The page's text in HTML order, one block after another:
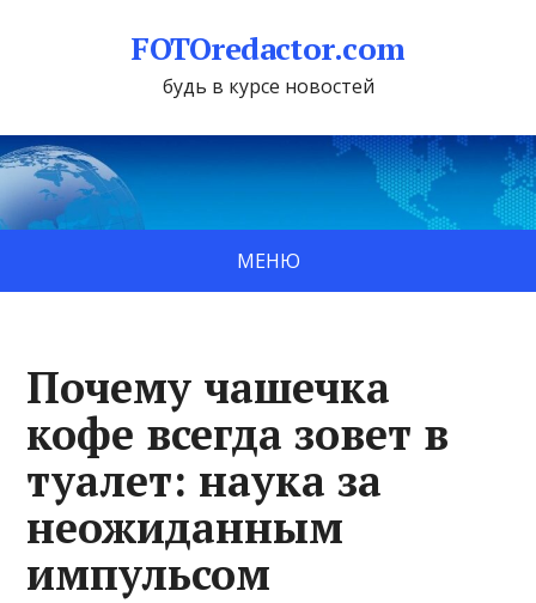
FOTOredactor.com
будь в курсе новостей
МЕНЮ
Почему чашечка
кофе всегда зовет в
туалет: наука за
неожиданным
импульсом